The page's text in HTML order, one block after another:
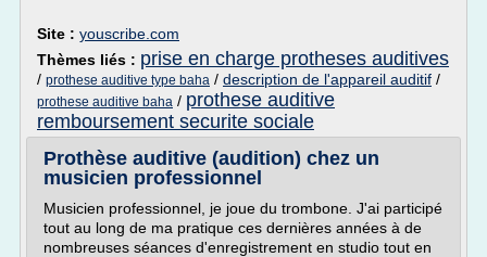
Site : youscribe.com
Thèmes liés : prise en charge protheses auditives
/ prothese auditive type baha / description de l'appareil auditif /
prothese auditive baha / prothese auditive
remboursement securite sociale
Prothèse auditive (audition) chez un
musicien professionnel
Musicien professionnel, je joue du trombone. J'ai participé
tout au long de ma pratique ces dernières années à de
nombreuses séances d'enregistrement en studio tout en